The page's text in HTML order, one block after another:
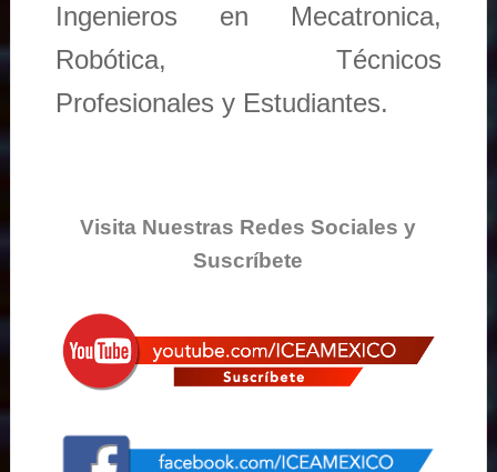
Ingenieros en Mecatronica,
Robótica, Técnicos
Profesionales y Estudiantes.
Visita Nuestras Redes Sociales y
Suscríbete